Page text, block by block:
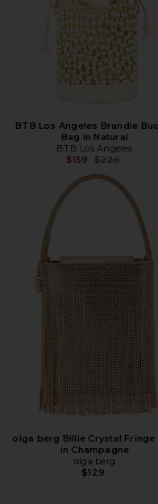
BTB Los Angeles Brandie
Bag in Natural
BTB Los Angeles
$159
Предыдущая
$226
olga berg Billie Crystal Fringe
in Champagne
olga berg
$129